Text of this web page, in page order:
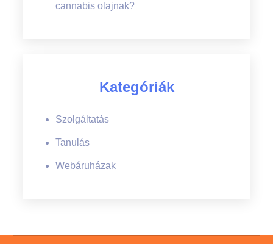
cannabis olajnak?
Kategóriák
Szolgáltatás
Tanulás
Webáruházak